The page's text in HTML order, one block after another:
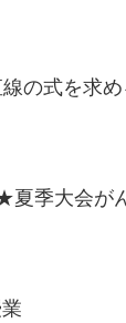
の式を
大会が
科